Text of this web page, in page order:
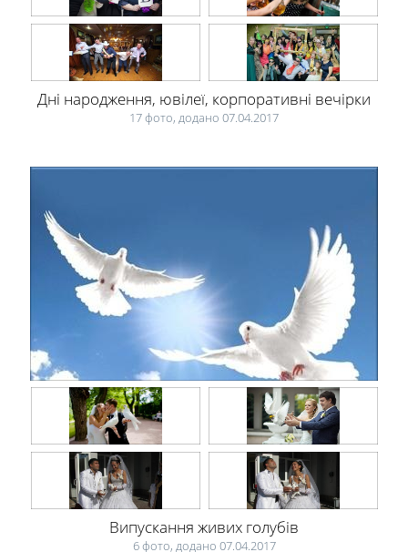
Дні народження, ювілеї, корпоративні вечірки
17 фото, додано 07.04.2017
Випускання живих голубів
6 фото, додано 07.04.2017